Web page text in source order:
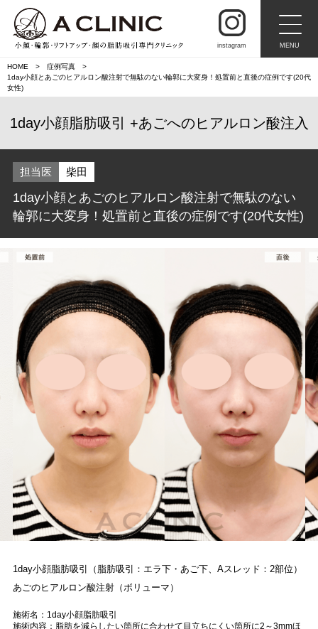
instagram MENU
HOME
症例写真
1day小顔とあごのヒアルロン酸注射で無駄のない輪郭に大変身！処置前と直後の症例です(20代
女性)
1day小顔脂肪吸引 あごへのヒアルロン酸注入
担当医 柴田
1day小顔とあごのヒアルロン酸注射で無駄のない
輪郭に大変身！処置前と直後の症例です(20代女性)
1day小顔脂肪吸引（脂肪吸引：エラ下・あご下、Aスレッド：2部位）
あごのヒアルロン酸注射（ボリューマ）
施術名：1day小顔脂肪吸引
施術内容：脂肪を減らしたい箇所に合わせて目立ちにくい箇所に2～3mmほ